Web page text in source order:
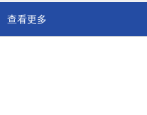
查看更多